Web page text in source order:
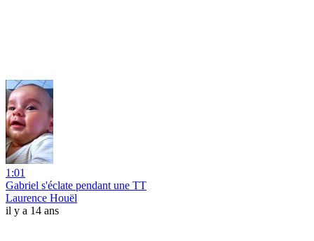
1:01
Gabriel s'éclate pendant une TT
Laurence Houël
il y a 14 ans